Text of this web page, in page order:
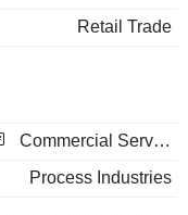
Retail Trade
Commercial Services
Process Industries